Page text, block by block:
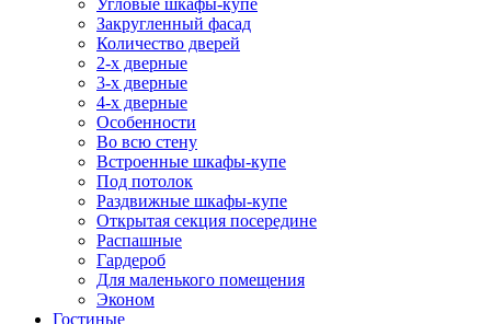
Угловые шкафы-купе
Закругленный фасад
Количество дверей
2-х дверные
3-х дверные
4-х дверные
Особенности
Во всю стену
Встроенные шкафы-купе
Под потолок
Раздвижные шкафы-купе
Открытая секция посередине
Распашные
Гардероб
Для маленького помещения
Эконом
Гостиные